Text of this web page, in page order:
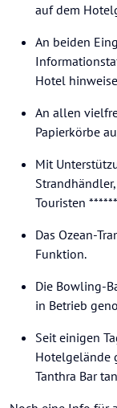
auf dem
An beiden
Hotel
An allen
Papierkörbe
Mit
Touristen
Das Ozean-
Funktion.
Die Bowling-
in Betrieb
Seit einigen
Hotelgelände
Tanthra Bar